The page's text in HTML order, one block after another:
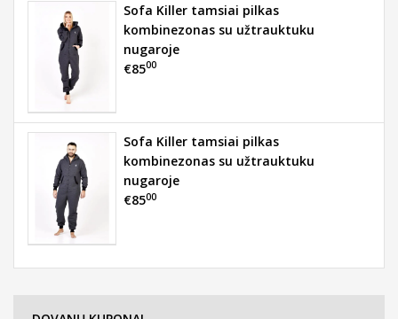
Sofa Killer tamsiai pilkas
kombinezonas su užtrauktuku
nugaroje
€8500
Sofa Killer tamsiai pilkas
kombinezonas su užtrauktuku
nugaroje
€8500